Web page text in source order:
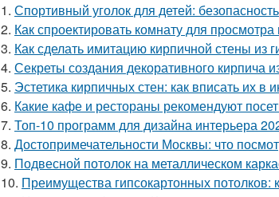
1. Спортивный уголок для детей:
2. Как спроектировать комнату для
3. Как сделать имитацию кирпичной стены из
4. Секреты создания декоративного кирпича
5. Эстетика кирпичных стен: как вписать их в
6. Какие кафе и рестораны рекомендуют
7. Топ-10 программ для дизайна интерьера
8. Достопримечательности Москвы: что
9. Подвесной потолок на металлическом
10. Преимущества гипсокартонных